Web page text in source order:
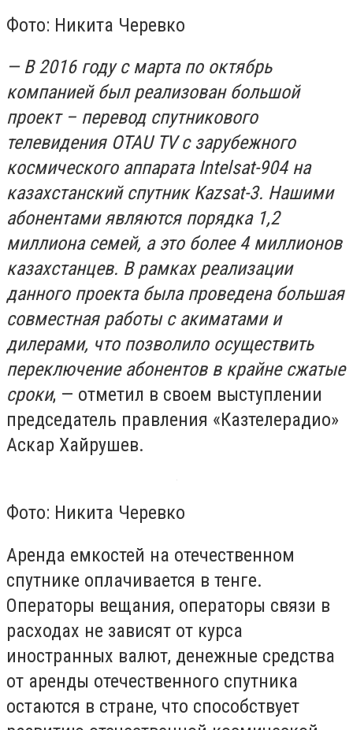
Фото: Никита Черевко
— В 2016 году с марта по октябрь
компанией был реализован большой
проект – перевод спутникового
телевидения OTAU TV с зарубежного
космического аппарата Intelsat-904 на
казахстанский спутник Kazsat-3. Нашими
абонентами являются порядка 1,2
миллиона семей, а это более 4 миллионов
казахстанцев. В рамках реализации
данного проекта была проведена большая
совместная работы с акиматами и
дилерами, что позволило осуществить
переключение абонентов в крайне сжатые
сроки, — отметил в своем выступлении
председатель правления «Казтелерадио»
Аскар Хайрушев.
Фото: Никита Черевко
Аренда емкостей на отечественном
спутнике оплачивается в тенге.
Операторы вещания, операторы связи в
расходах не зависят от курса
иностранных валют, денежные средства
от аренды отечественного спутника
остаются в стране, что способствует